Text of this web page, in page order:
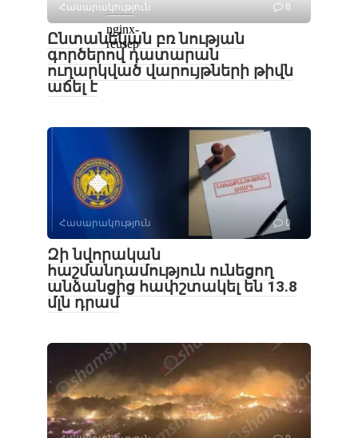
Հասարակություն 0
Ընտանեկան բռ նության
գործերով դատարան
ուղարկված վարույթների թիվն
աճել է
Հասարակություն 0
Զի նվորական
հաշմանդամություն ունեցող
անձանցից հափշտակել են 13.8
մլն դրամ